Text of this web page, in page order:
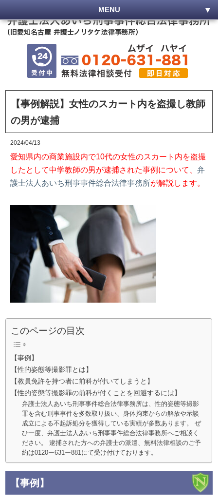
MENU
【事例解説】女性のスカート内を盗撮し教師
の男が逮捕
2024/04/13
愛知県内の商業施設内で10代の女性のスカート内を盗撮
したとして中学教師の男が逮捕された事例について、弁
護士法人あいち刑事事件総合法律事務所が解説します。
このページの目次
【事例】
【性的姿態等撮影罪とは】
【教員免許を持つ者に前科が付いてしまうと】
【性的姿態等撮影罪の前科が付くことを回避するには】
弁護士法人あいち刑事事件総合法律事務所は、性的姿態等撮影
罪を含む刑事事件を多数取り扱い、身体拘束からの解放や示談
成立による不起訴処分を獲得している実績が多数あります。 ぜ
ひ一度、弁護士法人あいち刑事事件総合法律事務所へご相談く
ださい。 逮捕された方への弁護士の派遣、無料法律相談のご予
約は0120ー631ー881にて受け付けております。
【事例】